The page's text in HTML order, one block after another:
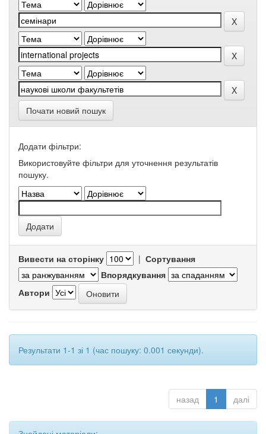
Почати новий пошук
Додати фільтри:
Використовуйте фільтри для уточнення результатів
пошуку.
Вивести на сторінку | Сортування
Впорядкування
Автори
Результати 1-1 зі 1 (час пошуку: 0.001 секунди).
назад 1 далі